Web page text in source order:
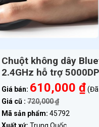
Chuột không dây
2.4GHz hỗ trợ
Giá bán: 610,000 ₫(Đã
Giá cũ : 720,000 ₫
Mã sản phẩm: 45792